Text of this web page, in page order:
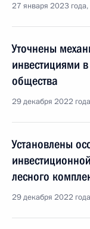
27 января 2023
Уточнены
инвестициями
общества
29 декабря 2022
Установлены
лесного
29 декабря 2022